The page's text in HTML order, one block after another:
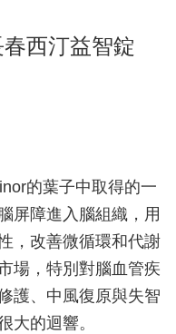
西汀益智錠
的葉子中取得的一
屏障進入腦組織，用
，改善微循環和代謝
場，特別對腦血管疾
護、中風復原與失智
大的迴響。